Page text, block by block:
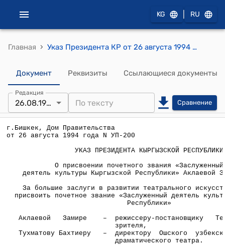
KG RU
Главная › Указ Президента КР от 26 августа 1994 года №УП-200 "О присвоении почетного звания "Заслуженный деятель культуры Кыргызской Республики" Аклаевой З., Тухматовой Б.
Документ Реквизиты Ссылающиеся документы
Редакция
26.08.1994 Сравнение